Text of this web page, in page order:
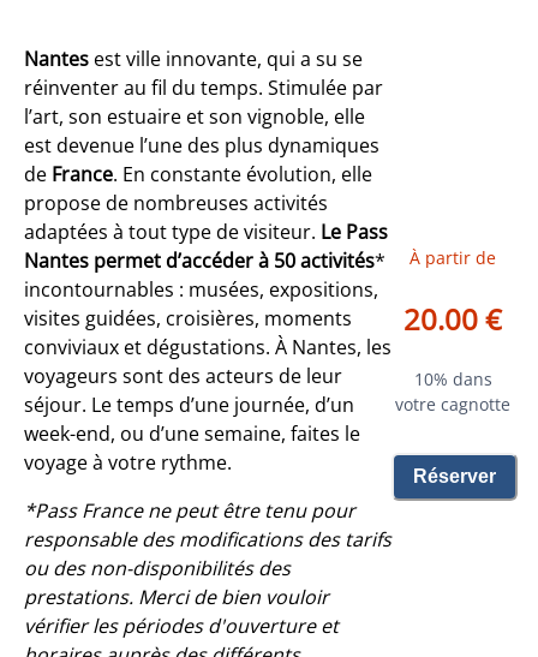
Nantes est ville innovante, qui a su se
réinventer au fil du temps. Stimulée par
l’art, son estuaire et son vignoble, elle
est devenue l’une des plus dynamiques
de France. En constante évolution, elle
propose de nombreuses activités
adaptées à tout type de visiteur. Le Pass
Nantes permet d’accéder à 50 activités*
incontournables : musées, expositions,
visites guidées, croisières, moments
conviviaux et dégustations. À Nantes, les
voyageurs sont des acteurs de leur
séjour. Le temps d’une journée, d’un
week-end, ou d’une semaine, faites le
voyage à votre rythme.
*Pass France ne peut être tenu pour
responsable des modifications des tarifs
ou des non-disponibilités des
prestations. Merci de bien vouloir
vérifier les périodes d'ouverture et
À partir de
20.00 €
10% dans
votre cagnotte
Réserver